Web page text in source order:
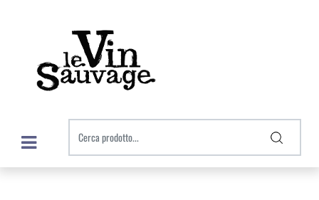
Open menu